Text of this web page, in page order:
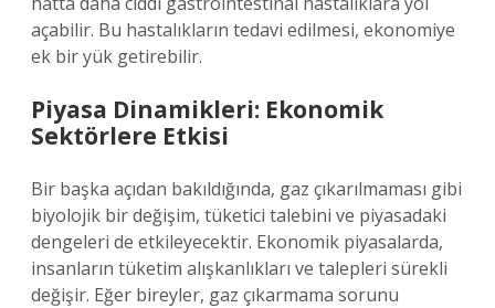
açabilir. Bu hastalıkların tedavi edilmesi, ekonomiye
ek bir yük getirebilir.
Piyasa Dinamikleri: Ekonomik
Sektörlere Etkisi
Bir başka açıdan bakıldığında, gaz çıkarılmaması gibi
biyolojik bir değişim, tüketici talebini ve piyasadaki
dengeleri de etkileyecektir. Ekonomik piyasalarda,
insanların tüketim alışkanlıkları ve talepleri sürekli
değişir. Eğer bireyler, gaz çıkarmama sorunu